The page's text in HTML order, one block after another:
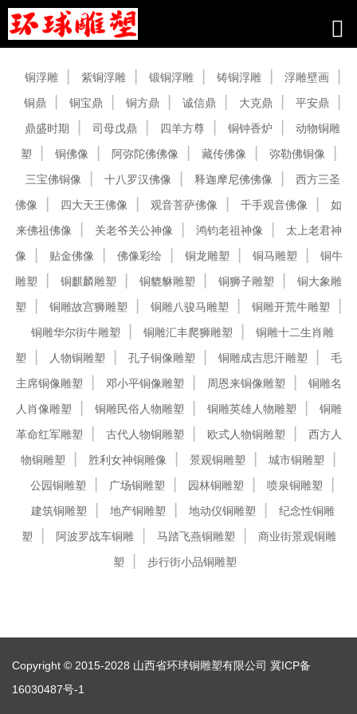
铜浮雕 紫铜浮雕 锻铜浮雕 铸铜浮雕
浮雕壁画
铜鼎
铜宝鼎 铜方鼎 诚信鼎 大克鼎
平安鼎
鼎盛时期
司母戊鼎 四羊方尊 铜钟香炉
动物铜雕
塑
铜佛像 阿弥陀佛佛像 藏传佛像
弥勒佛铜像
三宝佛铜像
十八罗汉佛像 释迦摩尼佛佛像
西方三圣
佛像
四大天王佛像 观音菩萨佛像 千手观音佛像
如
来佛祖佛像
关老爷关公神像 鸿钧老祖神像
太上老君神
像
贴金佛像 佛像彩绘 铜龙雕塑 铜马雕塑
铜牛
雕塑
铜麒麟雕塑 铜貔貅雕塑 铜狮子雕塑
铜大象雕
塑
铜雕故宫狮雕塑 铜雕八骏马雕塑
铜雕开荒牛雕塑
铜雕华尔街牛雕塑
铜雕汇丰爬狮雕塑
铜雕十二生肖雕
塑
人物铜雕塑 孔子铜像雕塑 铜雕成吉思汗雕塑
毛
主席铜像雕塑
邓小平铜像雕塑 周恩来铜像雕塑
铜雕名
人肖像雕塑
铜雕民俗人物雕塑 铜雕英雄人物雕塑
铜雕
革命红军雕塑
古代人物铜雕塑 欧式人物铜雕塑
西方人
物铜雕塑
胜利女神铜雕像 景观铜雕塑
城市铜雕塑
公园铜雕塑
广场铜雕塑 园林铜雕塑
喷泉铜雕塑
建筑铜雕塑
地产铜雕塑 地动仪铜雕塑
纪念性铜雕
塑
阿波罗战车铜雕 马踏飞燕铜雕塑
商业街景观铜雕
塑
步行街小品铜雕塑
Copyright © 2015-2028 山西省环球铜雕塑有限公司 冀ICP备
16030487号-1